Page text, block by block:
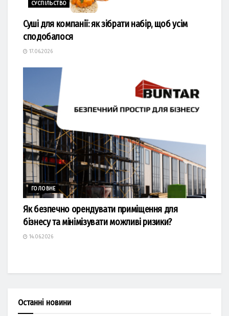
СУСПІЛЬСТВО
Суші для компанії: як зібрати набір, щоб усім
сподобалося
17.06.2026
ГОЛОВНЕ
Як безпечно орендувати приміщення для
бізнесу та мінімізувати можливі ризики?
14.06.2026
Останні новини